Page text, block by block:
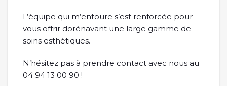
L’équipe qui m’entoure s’est renforcée pour
vous offrir dorénavant une large gamme de
soins esthétiques.
N’hésitez pas à prendre contact avec nous au
04 94 13 00 90 !